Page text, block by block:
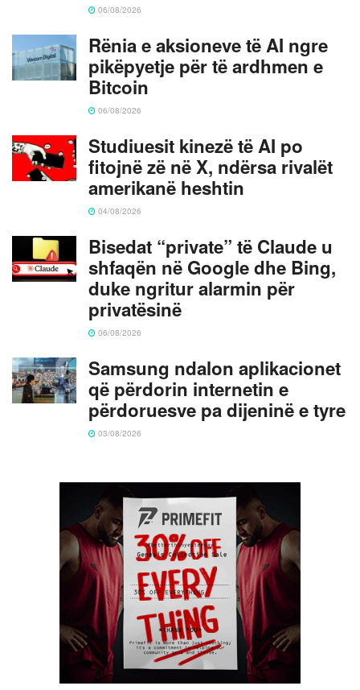
06/08/2026
Rënia e aksioneve të AI ngre
pikëpyetje për të ardhmen e
Bitcoin
06/08/2026
Studiuesit kinezë të AI po
fitojnë zë në X, ndërsa rivalët
amerikanë heshtin
04/08/2026
Bisedat “private” të Claude u
shfaqën në Google dhe Bing,
duke ngritur alarmin për
privatësinë
06/08/2026
Samsung ndalon aplikacionet
që përdorin internetin e
përdoruesve pa dijeninë e tyre
03/08/2026